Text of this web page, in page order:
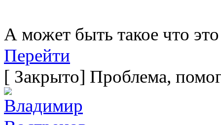
А может быть такое что
Перейти
[ Закрыто] Проблема,